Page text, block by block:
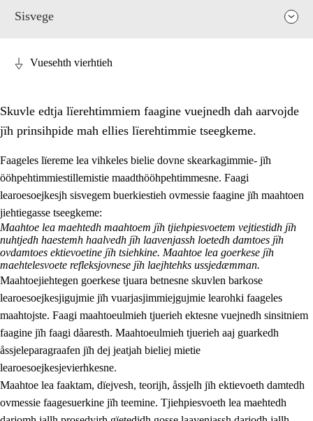
Sisvege
2. Lïeremen, evtiedimmien jïh skearkagimmien prinsihph
2.1 Sosijaale lïereme jïh evtiedimmie
2.2 Maahtoe faagine
2.3 Vihkeles tjiehpiesvoeth
2.4 Lïeredh lïeredh
Dåaresthfaageles teemah
Vuesehth vierhtieh
Skuvle edtja lïerehtimmiem faagine vuejnedh dah aarvojde
jïh prinsihpide mah ellies lïerehtimmie tseegkeme.
Faageles lïereme lea vihkeles bielie dovne skearkagimmie- jïh
ööhpehtimmiestillemistie maadthööhpehtimmesne. Faagi
learoesoejkesjh sisvegem buerkiestieh ovmessie faagine jïh maahtoen
jiehtiegasse tseegkeme:
Maahtoe lea maehtedh maahtoem jïh tjiehpiesvoetem vejtiestidh jïh
nuhtjedh haestemh haalvedh jïh laavenjassh loetedh damtoes jïh
ovdamtoes ektievoetine jïh tsiehkine. Maahtoe lea goerkese jïh
maehtelesvoete refleksjovnese jïh laejhtehks ussjedæmman.
Maahtoejiehtegen goerkese tjuara betnesne skuvlen barkose
learoesoejkesjigujmie jïh vuarjasjimmiejgujmie learohki faageles
maahtojste. Faagi maahtoeulmieh tjuerieh ektesne vuejnedh sinsitniem
faagine jïh faagi dåaresth. Maahtoeulmieh tjuerieh aaj guarkedh
åssjeleparagraafen jïh dej jeatjah bieliej mietie
learoesoejkesjevierhkesne.
Maahtoe lea faaktam, dïejvesh, teorijh, åssjelh jïh ektievoeth damtedh
ovmessie faagesuerkine jïh teemine. Tjiehpiesvoeth lea maehtedh